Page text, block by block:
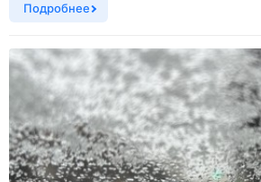
Подробнее